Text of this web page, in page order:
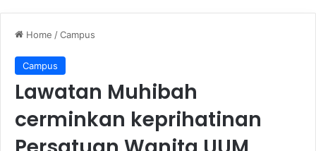
Home /Campus
Campus
Lawatan Muhibah
cerminkan keprihatinan